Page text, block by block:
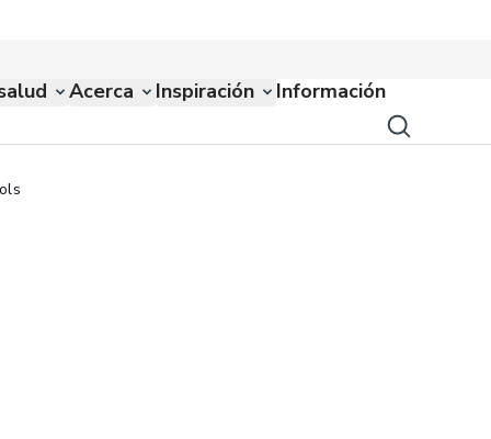
Acerca Inspiración Información